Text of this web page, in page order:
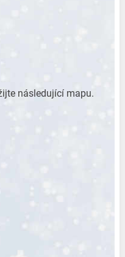
následující mapu.